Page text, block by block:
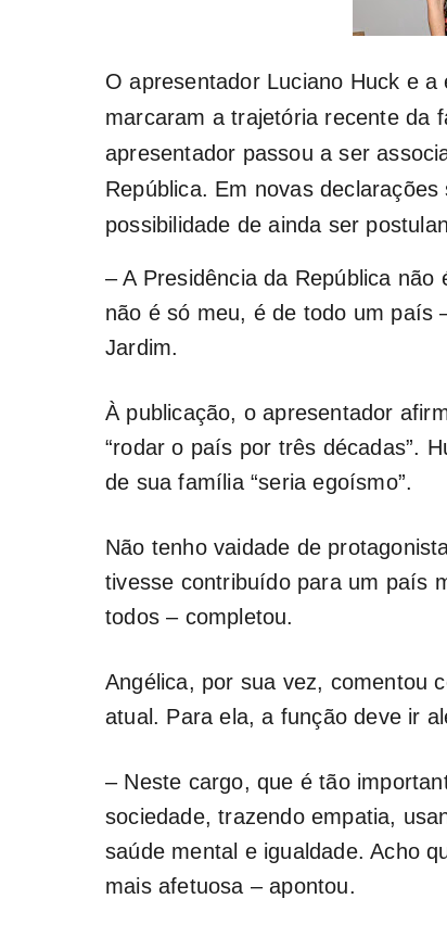
O apresentadorLuciano Huck e a
marcaram a trajetória recente da
apresentador passou a ser
República. Em novas
possibilidade de ainda ser
– A Presidência da República
não é só meu, é de todo um país
Jardim.
À publicação, o apresentador
“rodar o país por três décadas”.
de sua família “seria egoísmo”.
Não tenho vaidade de
tivesse contribuído para um país
todos – completou.
Angélica, por sua vez, comentou
atual. Para ela, a função deve ir
– Neste cargo, que é tão
sociedade, trazendo empatia,
saúde mental e igualdade. Acho
mais afetuosa – apontou.